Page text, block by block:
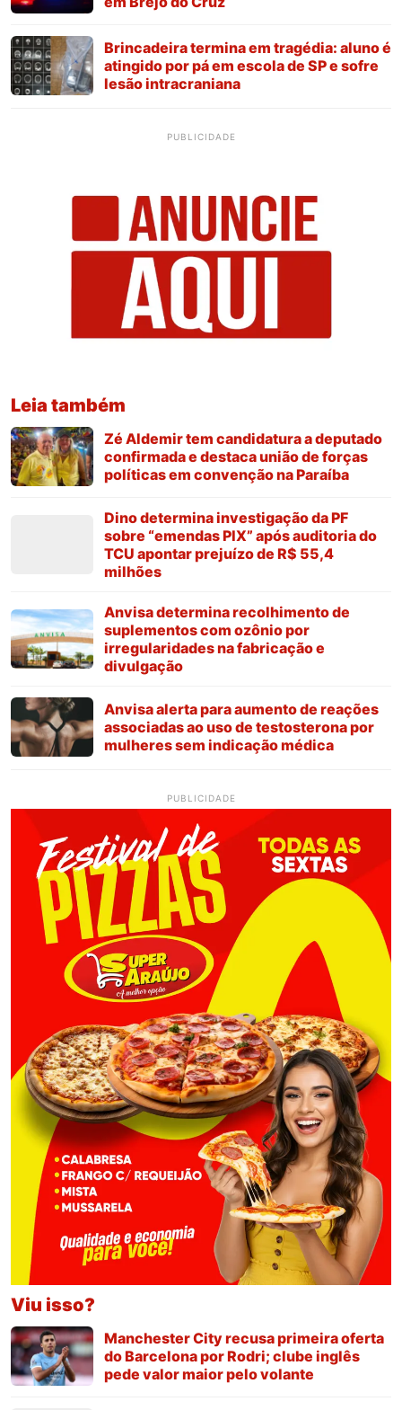
Brincadeira termina em tragédia: aluno é
atingido por pá em escola de SP e sofre
lesão intracraniana
PUBLICIDADE
Leia também
Zé Aldemir tem candidatura a deputado
confirmada e destaca união de forças
políticas em convenção na Paraíba
Dino determina investigação da PF
sobre “emendas PIX” após auditoria do
TCU apontar prejuízo de R$ 55,4
milhões
Anvisa determina recolhimento de
suplementos com ozônio por
irregularidades na fabricação e
divulgação
Anvisa alerta para aumento de reações
associadas ao uso de testosterona por
mulheres sem indicação médica
PUBLICIDADE
Viu isso?
Manchester City recusa primeira oferta
do Barcelona por Rodri; clube inglês
pede valor maior pelo volante